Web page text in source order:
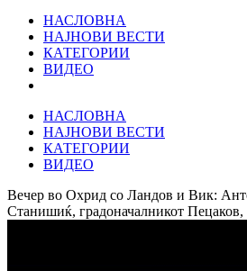
НАСЛОВНА
НАЈНОВИ ВЕСТИ
КАТЕГОРИИ
ВИДЕО
НАСЛОВНА
НАЈНОВИ ВЕСТИ
КАТЕГОРИИ
ВИДЕО
Вечер во Охрид со Ландов и Вик:
Станишиќ, градоначалникот Пецаков,